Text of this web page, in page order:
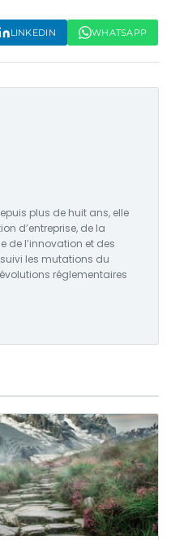
LINKEDIN WHATSAPP
plus de huit ans, elle
d’entreprise, de la
de l’innovation et des
les mutations du
réglementaires